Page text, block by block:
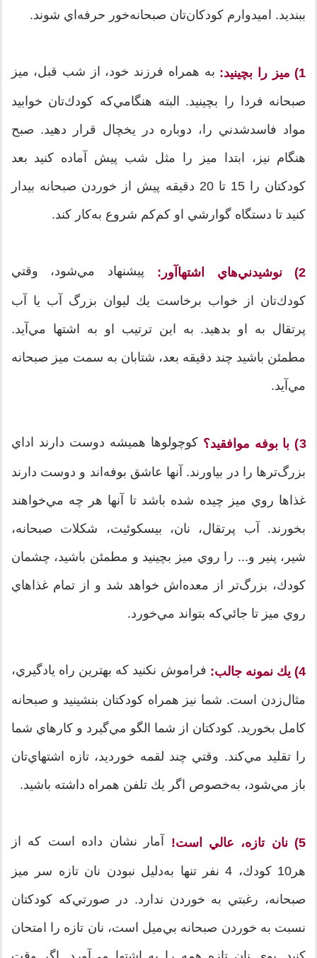
ببنديد. اميدوارم كودكان‌تان صبحانه‌خور حرفه‌اي شوند.
1) ميز را بچينيد: به همراه فرزند خود، از شب قبل، ميز
صبحانه فردا را بچينيد. البته هنگامي‌كه كودك‌تان خوابيد
مواد فاسدشدني را، دوباره در يخچال قرار دهيد. صبح
هنگام نيز، ابتدا ميز را مثل شب پيش آماده كنيد بعد
كودكتان را 15 تا 20 دقيقه پيش از خوردن صبحانه بيدار
كنيد تا دستگاه گوارشي او كم‌كم شروع به‌كار كند.
2) نوشيدني‌هاي اشتهاآور: پيشنهاد مي‌شود، وقتي
كودك‌تان از خواب برخاست يك ليوان بزرگ آب يا آب
پرتقال به او بدهيد. به اين ترتيب او به اشتها مي‌آيد.
مطمئن باشيد چند دقيقه بعد، شتابان به سمت ميز صبحانه
مي‌آيد.
3) با بوفه موافقيد؟ كوچولوها هميشه دوست دارند اداي
بزرگ‌ترها را در بياورند. آنها عاشق بوفه‌اند و دوست دارند
غذاها روي ميز چيده شده باشد تا آنها هر چه مي‌خواهند
بخورند. آب پرتقال، نان، بيسكوئيت، شكلات صبحانه،
شير، پنير و... را روي ميز بچينيد و مطمئن باشيد، چشمان
كودك، بزرگ‌تر از معده‌اش خواهد شد و از تمام غذاهاي
روي ميز تا جائي‌كه بتواند مي‌خورد.
4) يك نمونه جالب: فراموش نكنيد كه بهترين راه يادگيري،
مثال‌زدن است. شما نيز همراه كودكتان بنشينيد و صبحانه
كامل بخوريد. كودكتان از شما الگو مي‌گيرد و كارهاي شما
را تقليد مي‌كند. وقتي چند لقمه خورديد، تازه اشتهاي‌تان
باز مي‌شود، به‌خصوص اگر يك تلفن همراه داشته باشيد.
5) نان تازه، عالي است! آمار نشان داده است كه از
هر10 كودك، 4 نفر تنها به‌دليل نبودن نان تازه سر ميز
صبحانه، رغبتي به خوردن ندارد. در صورتي‌كه كودكتان
نسبت به خوردن صبحانه بي‌ميل است، نان تازه را امتحان